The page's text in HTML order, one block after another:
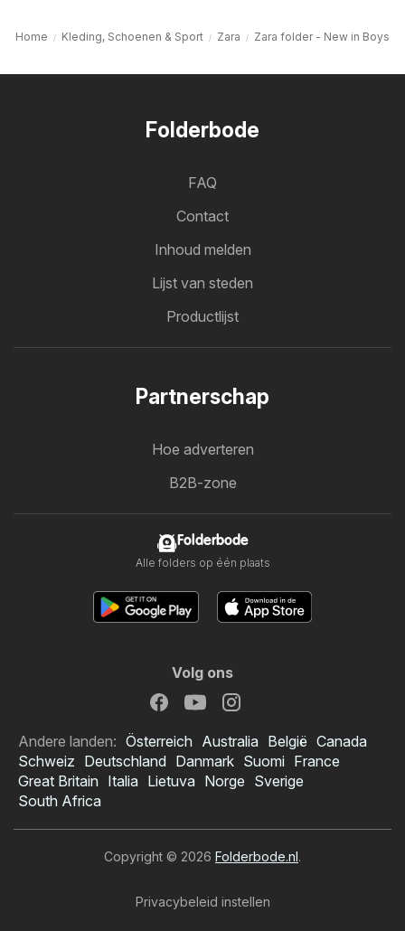
Home Kleding, Schoenen & Sport Zara Zara folder - New in Boys
Folderbode
FAQ
Contact
Inhoud melden
Lijst van steden
Productlijst
Partnerschap
Hoe adverteren
B2B-zone
Folderbode
Alle folders op één plaats
Volg ons
Andere landen: Österreich Australia België Canada
Schweiz Deutschland Danmark Suomi France
Great Britain Italia Lietuva Norge Sverige
South Africa
Copyright © 2026 Folderbode.nl.
Privacybeleid instellen